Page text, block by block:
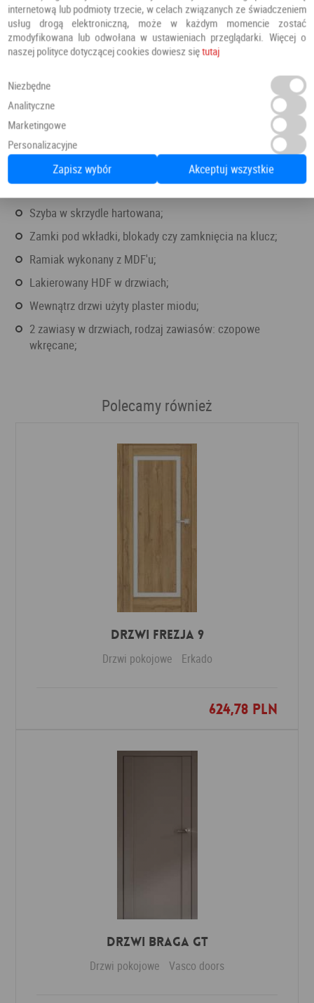
3D lub CPL ze strukturą drewna;
Szyba w skrzydle hartowana;
Zamki pod wkładki, blokady czy zamknięcia na klucz;
Ramiak wykonany z MDF'u;
Lakierowany HDF w drzwiach;
Wewnątrz drzwi użyty plaster miodu;
2 zawiasy w drzwiach, rodzaj zawiasów: czopowe
wkręcane;
Polecamy również
DRZWI FREZJA 9
Drzwi pokojowe Erkado
624,78 PLN
Dodaj do ulubionych
Drzwi Braga GT
Drzwi pokojowe Vasco doors
internetową lub podmioty trzecie, w celach związanych ze świadczeniem
usług drogą elektroniczną, może w każdym momencie zostać
zmodyfikowana lub odwołana w ustawieniach przeglądarki. Więcej o
naszej polityce dotyczącej cookies dowiesz siętutaj
Niezbędne
Analityczne
Marketingowe
Personalizacyjne
Zapisz wybór Akceptuj wszystkie